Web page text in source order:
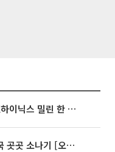
[베스트&워스트] 삼성전자·SK하이닉스 밀린 한 주…상상인증권은 85% 급등
35도 안팎 무더위 이어져…전국 곳곳 소나기 [오늘 날씨]